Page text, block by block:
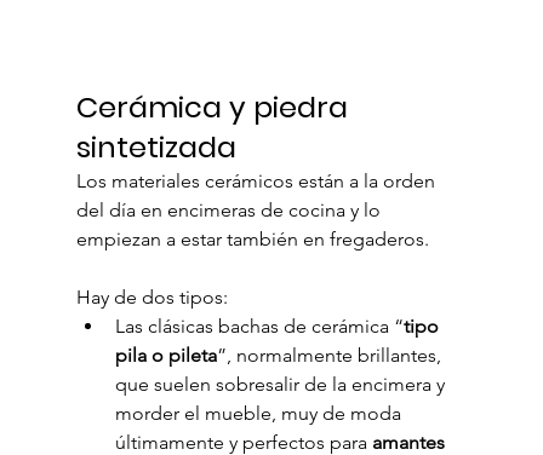
Cerámica y piedra
sintetizada
Los materiales cerámicos están a la orden
del día en encimeras de cocina y lo
empiezan a estar también en fregaderos.
Hay de dos tipos:
Las clásicas bachas de cerámica “tipo
pila o pileta”, normalmente brillantes,
que suelen sobresalir de la encimera y
morder el mueble, muy de moda
últimamente y perfectos para amantes